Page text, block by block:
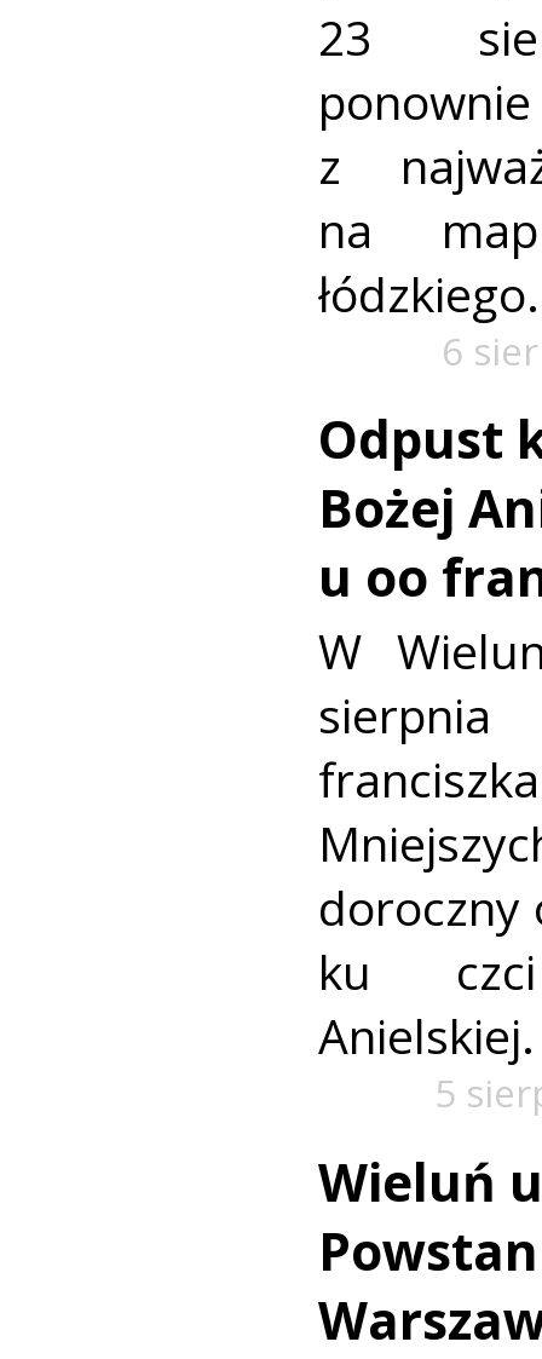
23
z
na
łódzkiego.
6
Odpust
Bożej
u oo
W
doroczny
ku
Anielskiej.
5
Wieluń